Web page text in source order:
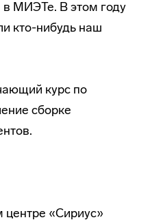
МИЭТе. В этом году
кто-нибудь наш
курс по
сборке
«Сириус»